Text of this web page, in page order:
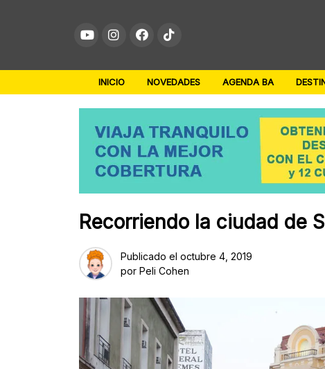
INICIO NOVEDADES AGENDA BA
Recorriendo la ciudad de
Publicado el octubre 4, 2019
por Peli Cohen